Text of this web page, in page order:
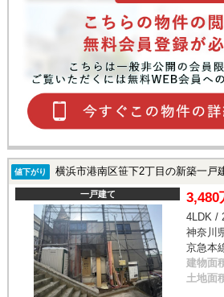
値下がり 横浜市港南区笹下2丁目の新築一戸
一戸建て 3,480
4LDK /
神奈川
京急本
建物面
土地面